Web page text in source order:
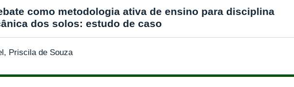
como metodologia ativa de ensino para disciplina
dos solos: estudo de caso
Priscila de Souza